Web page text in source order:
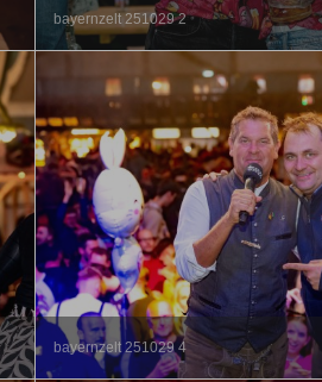
bayernzelt 251029 2
bayernzelt 251029 4